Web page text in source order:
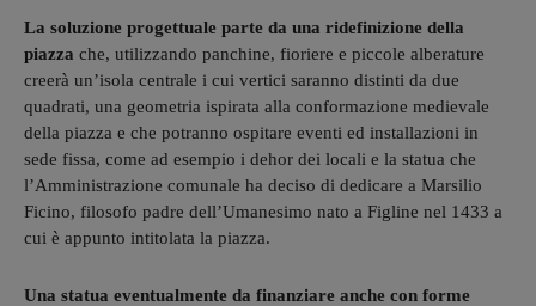
La soluzione progettuale parte da una ridefinizione della
piazza che, utilizzando panchine, fioriere e piccole alberature
creerà un’isola centrale i cui vertici saranno distinti da due
quadrati, una geometria ispirata alla conformazione medievale
della piazza e che potranno ospitare eventi ed installazioni in
sede fissa, come ad esempio i dehor dei locali e la statua che
l’Amministrazione comunale ha deciso di dedicare a Marsilio
Ficino, filosofo padre dell’Umanesimo nato a Figline nel 1433 a
cui è appunto intitolata la piazza.
Una statua eventualmente da finanziare anche con forme